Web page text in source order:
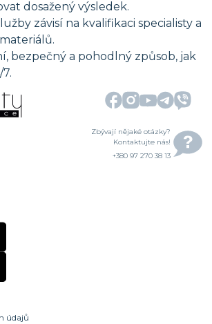
dosažený výsledek.
závisí na kvalifikaci specialisty a
bezpečný a pohodlný způsob, jak
Zbývají nějaké otázky?
Kontaktujte nás!
+380 97 270 38 13
údajů